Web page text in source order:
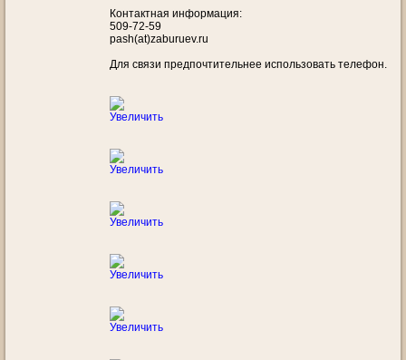
Контактная информация:
509-72-59
pash(at)zaburuev.ru
Для связи предпочтительнее использовать телефон.
Увеличить
Увеличить
Увеличить
Увеличить
Увеличить